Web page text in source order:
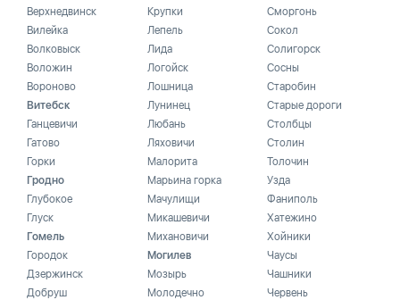
Верхнедвинск
Вилейка
Волковыск
Воложин
Вороново
Витебск
Ганцевичи
Гатово
Горки
Гродно
Глубокое
Глуск
Гомель
Городок
Дзержинск
Добруш
Крупки
Лепель
Лида
Логойск
Лошница
Лунинец
Любань
Ляховичи
Малорита
Марьина горка
Мачулищи
Микашевичи
Михановичи
Могилев
Мозырь
Молодечно
Сморгонь
Сокол
Солигорск
Сосны
Старобин
Старые дороги
Столбцы
Столин
Толочин
Узда
Фаниполь
Хатежино
Хойники
Чаусы
Чашники
Червень